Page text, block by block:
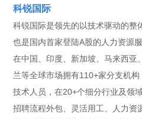
科锐国际
科锐国际是领先的以技术驱动的整
也是国内首家登陆A股的人力资源
在中国、印度、新加坡、马来西亚
兰等全球市场拥有110+家分支机
技术人员，在20+个细分行业及领
招聘流程外包、灵活用工、人力资